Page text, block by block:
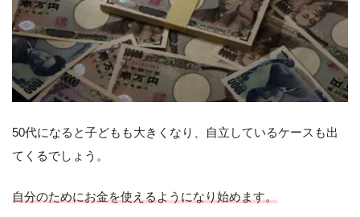
50代になると子どもも大きくなり、自立しているケースも出
てくるでしょう。
自分のためにお金を使えるようになり始めます。